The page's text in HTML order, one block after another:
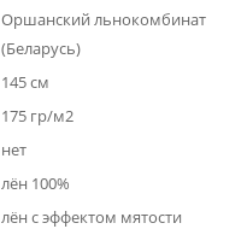
Оршанский льнокомбинат
(Беларусь)
145 см
175 гр/м2
нет
лён 100%
лён с эффектом мятости